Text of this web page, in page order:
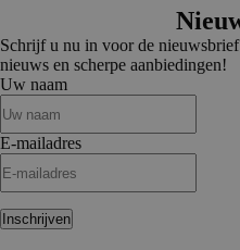
Schrijf u nu in voor de
nieuws en scherpe aanbiedingen!
Uw naam
E-mailadres
Inschrijven